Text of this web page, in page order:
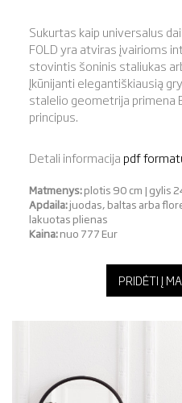
Sukurtas kaip universalus
FOLD yra atviras įvairioms
stovintis šoninis staliukas
Įkūnijanti elegantiškiausią
stalelio geometrija primena
principus.
Detali informacija pdf
Matmenys:plotis 90 cm | gylis
Apdaila:juodas, baltas arba
lakuotas plienas
Kaina:nuo 777 Eur
PRIDĖTI Į